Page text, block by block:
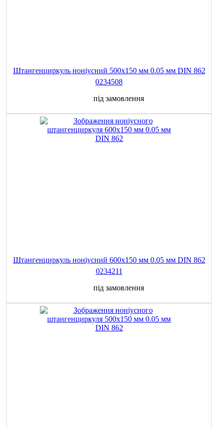
Штангенциркуль ноніусний 500x150 мм 0.05 мм DIN 862
0234508
під замовлення
Штангенциркуль ноніусний 600x150 мм 0.05 мм DIN 862
0234211
під замовлення